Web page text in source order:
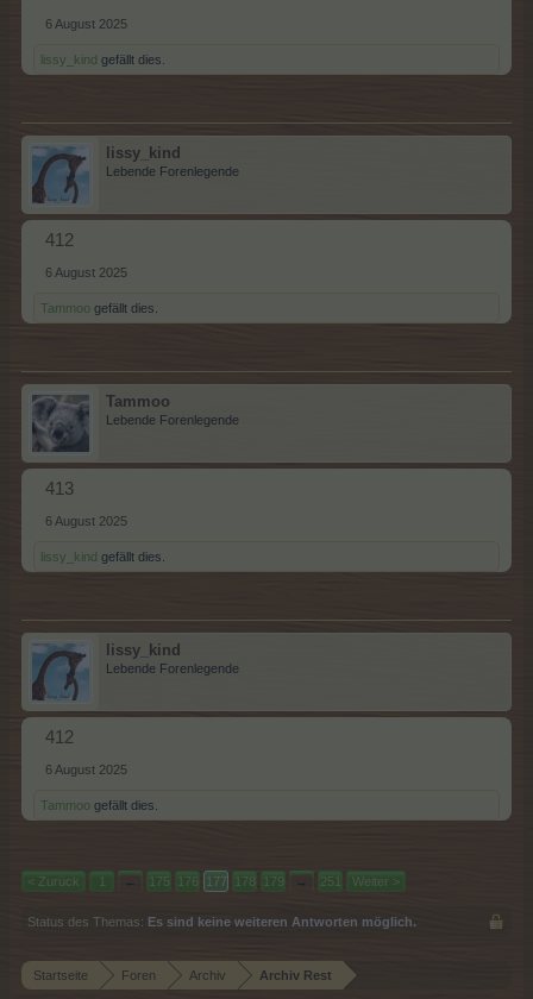
6 August 2025
lissy_kind gefällt dies.
lissy_kind
Lebende Forenlegende
412
6 August 2025
Tammoo gefällt dies.
Tammoo
Lebende Forenlegende
413
6 August 2025
lissy_kind gefällt dies.
lissy_kind
Lebende Forenlegende
412
6 August 2025
Tammoo gefällt dies.
< Zurück 1 ← 175 176 177 178 179 → 251 Weiter >
Status des Themas: Es sind keine weiteren Antworten möglich.
Startseite Foren Archiv Archiv Rest